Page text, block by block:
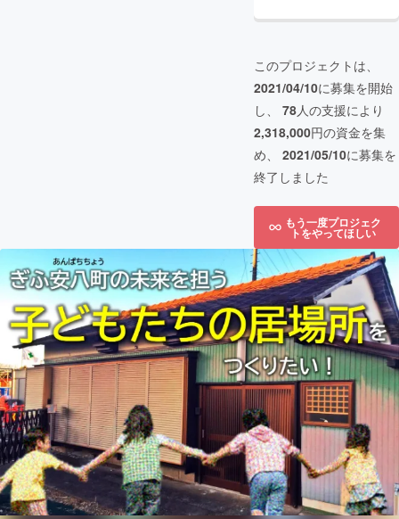
このプロジェクトは、
2021/04/10に募集を開始
し、 78人の支援により
2,318,000円の資金を集
め、 2021/05/10に募集を
終了しました
もう一度プロジェク
トをやってほしい